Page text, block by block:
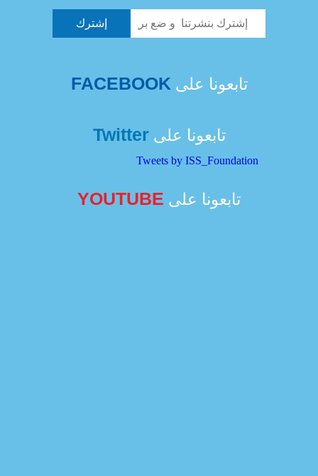
تابعونا على FACEBOOK
تابعونا علىTwitter
Tweets by ISS_Foundation
تابعونا على YOUTUBE